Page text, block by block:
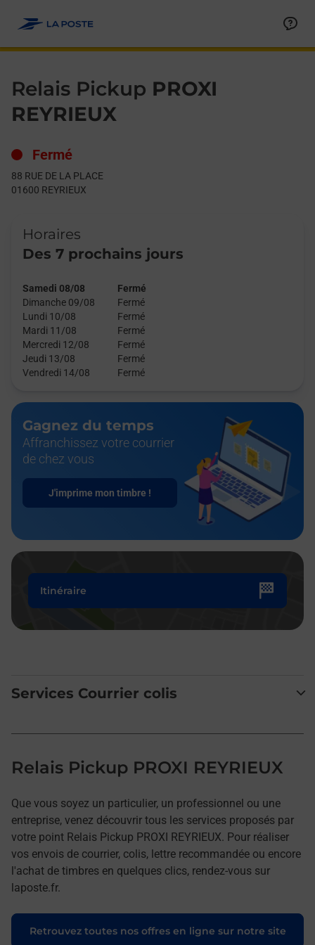
Relais Pickup PROXI
REYRIEUX
Fermé
88 RUE DE LA PLACE
01600 REYRIEUX
Horaires
Des 7 prochains jours
Samedi 08/08
Fermé
Dimanche 09/08
Fermé
Lundi 10/08
Fermé
Mardi 11/08
Fermé
Mercredi 12/08
Fermé
Jeudi 13/08
Fermé
Vendredi 14/08
Fermé
Gagnez du temps
Affranchissez votre courrier
de chez vous
J'imprime mon timbre !
Itinéraire
Services Courrier colis
Relais Pickup PROXI REYRIEUX
Que vous soyez un particulier, un professionnel ou une
entreprise, venez découvrir tous les services proposés par
votre point Relais Pickup PROXI REYRIEUX. Pour réaliser
vos envois de courrier, colis, lettre recommandée ou encore
l'achat de timbres en quelques clics, rendez-vous sur
laposte.fr.
Retrouvez toutes nos offres en ligne sur notre site